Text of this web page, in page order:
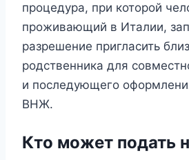
процедура, при которой
проживающий в Италии,
разрешение пригласить
родственника для
и последующего
ВНЖ.
Кто может подать